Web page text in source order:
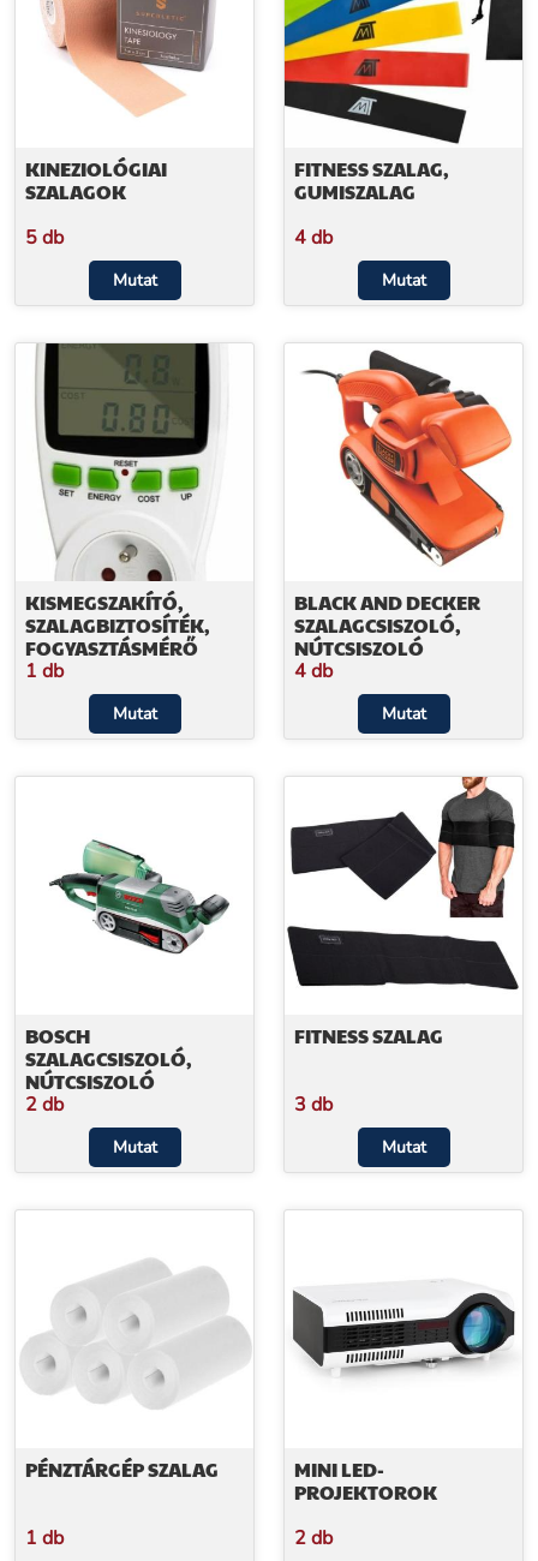
KINEZIOLÓGIAI
SZALAGOK
5 db
Mutat
FITNESS SZALAG,
GUMISZALAG
4 db
Mutat
KISMEGSZAKÍTÓ,
SZALAGBIZTOSÍTÉK,
FOGYASZTÁSMÉRŐ
1 db
Mutat
BLACK AND DECKER
SZALAGCSISZOLÓ,
NÚTCSISZOLÓ
4 db
Mutat
BOSCH
SZALAGCSISZOLÓ,
NÚTCSISZOLÓ
2 db
Mutat
FITNESS SZALAG
3 db
Mutat
PÉNZTÁRGÉP SZALAG
1 db
MINI LED-
PROJEKTOROK
2 db